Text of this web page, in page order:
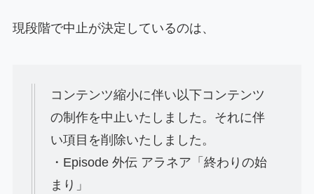
現段階で中止が決定しているのは、
コンテンツ縮小に伴い以下コンテンツ
の制作を中止いたしました。それに伴
い項目を削除いたしました。
・Episode 外伝 アラネア「終わりの始
まり」